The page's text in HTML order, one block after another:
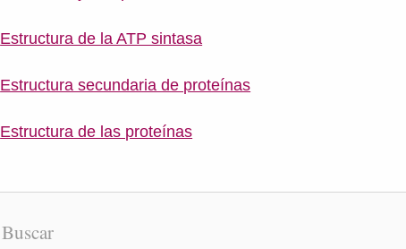
Estructura de la ATP sintasa
Estructura secundaria de proteínas
Estructura de las proteínas
Buscar